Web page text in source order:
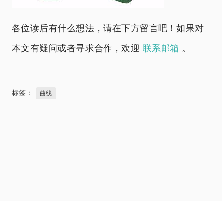
各位读后有什么想法，请在下方留言吧！如果对
本文有疑问或者寻求合作，欢迎 联系邮箱 。
标签： 曲线